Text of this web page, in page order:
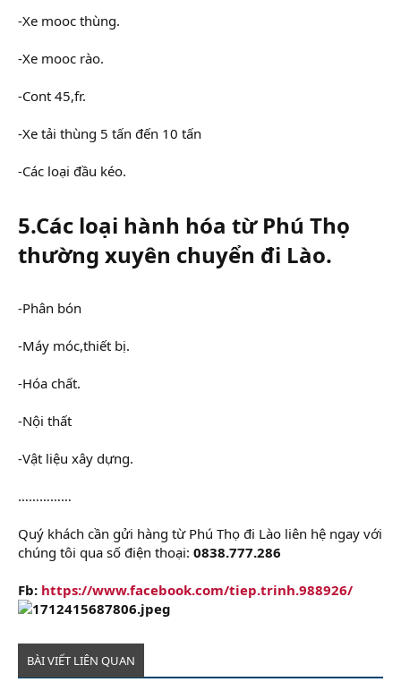
-Xe mooc thùng.
-Xe mooc rào.
-Cont 45,fr.
-Xe tải thùng 5 tấn đến 10 tấn
-Các loại đầu kéo.
5.Các loại hành hóa từ Phú Thọ
thường xuyên chuyển đi Lào.
-Phân bón
-Máy móc,thiết bị.
-Hóa chất.
-Nội thất
-Vật liệu xây dựng.
……………
Quý khách cần gửi hàng từ Phú Thọ đi Lào liên hệ ngay với
chúng tôi qua số điện thoại: 0838.777.286
Fb: https://www.facebook.com/tiep.trinh.988926/
BÀI VIẾT LIÊN QUAN